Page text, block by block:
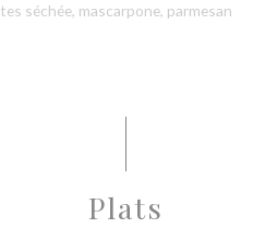
séchée, mascarpone, parmesan
Plats